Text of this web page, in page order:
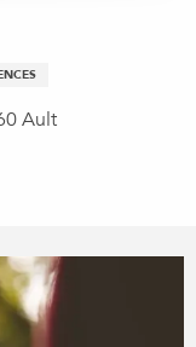
Ault